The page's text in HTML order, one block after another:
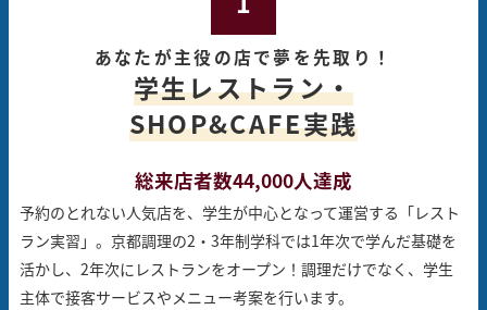
あなたが主役の店で夢を先取り！
学生レストラン・
SHOP&CAFE実践
総来店者数44,000人達成
予約のとれない人気店を、学生が中心となって運営する「レスト
ラン実習」。 京都調理の2・3年制学科では1年次で学んだ基礎を
活かし、2年次にレストランをオープン！ 調理だけでなく、学生
主体で接客サービスやメニュー考案を行います。